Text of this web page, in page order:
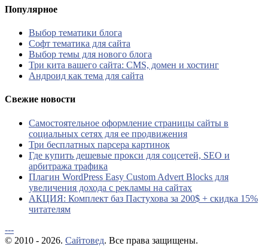
Популярное
Выбор тематики блога
Софт тематика для сайта
Выбор темы для нового блога
Три кита вашего сайта: CMS, домен и хостинг
Андроид как тема для сайта
Свежие новости
Самостоятельное оформление страницы сайты в
социальных сетях для ее продвижения
Три бесплатных парсера картинок
Где купить дешевые прокси для соцсетей, SEO и
арбитража трафика
Плагин WordPress Easy Custom Advert Blocks для
увеличения дохода с рекламы на сайтах
АКЦИЯ: Комплект баз Пастухова за 200$ + скидка 15%
читателям
---
© 2010 - 2026. Сайтовед. Все права защищены.